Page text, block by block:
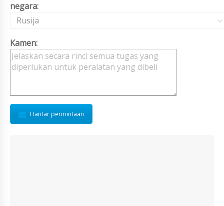
negara:
Rusija
Kamen:
Hantar permintaan